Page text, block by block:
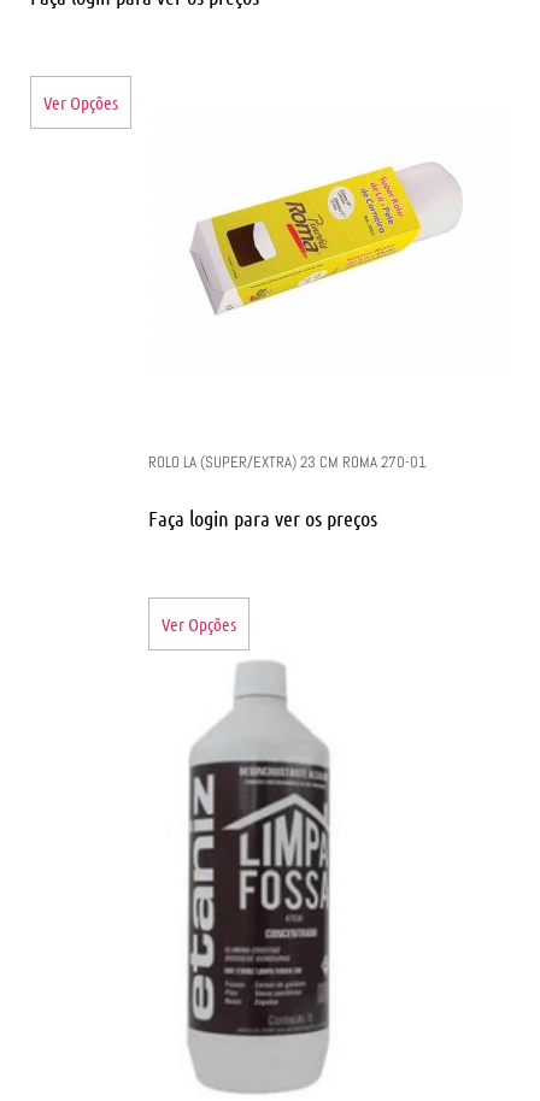
Ver Opções
ROLO LA (SUPER/EXTRA) 23 CM ROMA 270-01
Faça login para ver os preços
Ver Opções